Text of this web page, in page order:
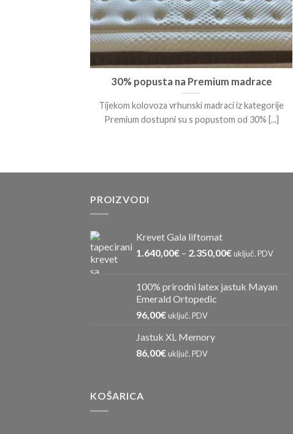
30% popusta na Premium madrace
Tijekom kolovoza vrhunski madraci iz kategorije
Premium dostupni su s popustom od 30% [...]
PROIZVODI
Krevet Gala liftomat
1.640,00€ – 2.350,00€ uključ. PDV
100% prirodni latex jastuk Mayan
Emerald Ortopedic
96,00€ uključ. PDV
Jastuk XL Memory
86,00€ uključ. PDV
KOŠARICA